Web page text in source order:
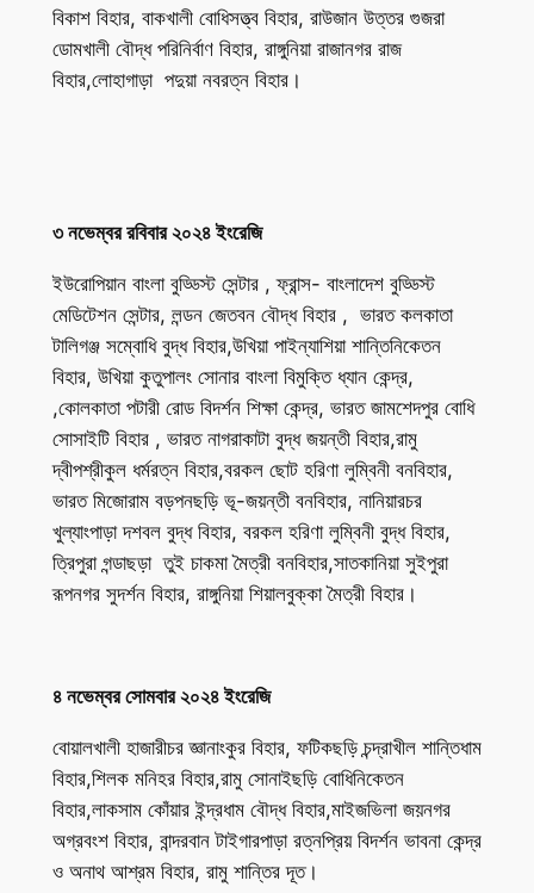
বিকাশ বিহার, বাকখালী বোধিসত্ত্ব বিহার, রাউজান উত্তর গুজরা
ডোমখালী বৌদ্ধ পরিনির্বাণ বিহার, রাঙ্গুনিয়া রাজানগর রাজ
বিহার,লোহাগাড়া পদুয়া নবরত্ন বিহার।
৩ নভেম্বর রবিবার ২০২৪ ইংরেজি
ইউরোপিয়ান বাংলা বুড্ডিস্ট সেন্টার , ফ্রান্স- বাংলাদেশ বুড্ডিস্ট
মেডিটেশন সেন্টার, লন্ডন জেতবন বৌদ্ধ বিহার , ভারত কলকাতা
টালিগঞ্জ সম্বোধি বুদ্ধ বিহার,উখিয়া পাইন্যাশিয়া শান্তিনিকেতন
বিহার, উখিয়া কুতুপালং সোনার বাংলা বিমুক্তি ধ্যান কেন্দ্র,
,কোলকাতা পটারী রোড বিদর্শন শিক্ষা কেন্দ্র, ভারত জামশেদপুর বোধি
সোসাইটি বিহার , ভারত নাগরাকাটা বুদ্ধ জয়ন্তী বিহার,রামু
দ্বীপশ্রীকুল ধর্মরত্ন বিহার,বরকল ছোট হরিণা লুম্বিনী বনবিহার,
ভারত মিজোরাম বড়পনছড়ি ভূ-জয়ন্তী বনবিহার, নানিয়ারচর
খুল্যাংপাড়া দশবল বুদ্ধ বিহার, বরকল হরিণা লুম্বিনী বুদ্ধ বিহার,
ত্রিপুরা গন্ডাছড়া তুই চাকমা মৈত্রী বনবিহার,সাতকানিয়া সুইপুরা
রূপনগর সুদর্শন বিহার, রাঙ্গুনিয়া শিয়ালবুক্কা মৈত্রী বিহার।
৪ নভেম্বর সোমবার ২০২৪ ইংরেজি
বোয়ালখালী হাজারীচর জ্ঞানাংকুর বিহার, ফটিকছড়ি চন্দ্রাখীল শান্তিধাম
বিহার,শিলক মনিহর বিহার,রামু সোনাইছড়ি বোধিনিকেতন
বিহার,লাকসাম কোঁয়ার ইন্দ্রধাম বৌদ্ধ বিহার,মাইজভিলা জয়নগর
অগ্রবংশ বিহার, বান্দরবান টাইগারপাড়া রত্নপ্রিয় বিদর্শন ভাবনা কেন্দ্র
ও অনাথ আশ্রম বিহার, রামু শান্তির দূত।